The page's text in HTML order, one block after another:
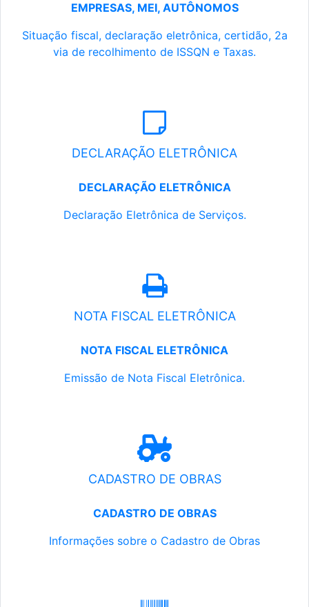
EMPRESAS, MEI, AUTÔNOMOS
Situação fiscal, declaração eletrônica, certidão, 2a
via de recolhimento de ISSQN e Taxas.
DECLARAÇÃO ELETRÔNICA
DECLARAÇÃO ELETRÔNICA
Declaração Eletrônica de Serviços.
NOTA FISCAL ELETRÔNICA
NOTA FISCAL ELETRÔNICA
Emissão de Nota Fiscal Eletrônica.
CADASTRO DE OBRAS
CADASTRO DE OBRAS
Informações sobre o Cadastro de Obras